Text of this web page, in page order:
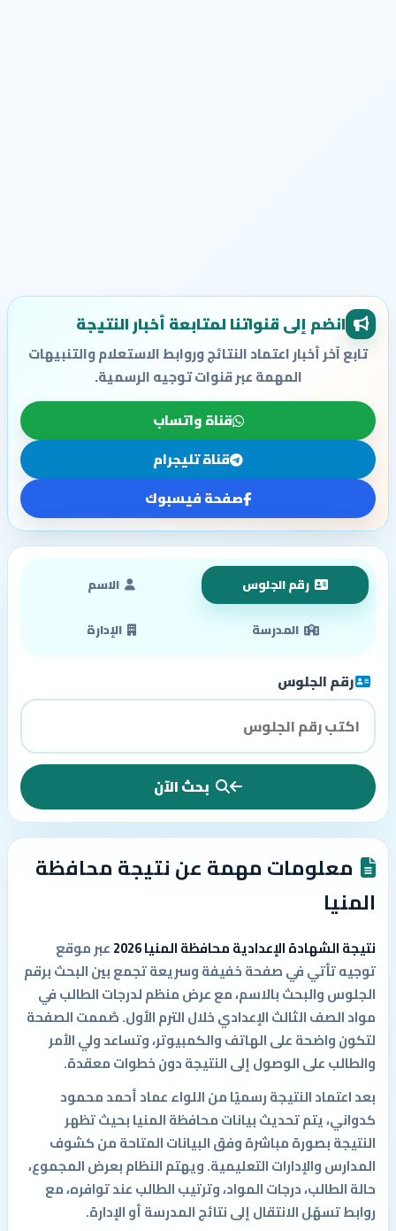
انضم إلى قنواتنا لمتابعة أخبار النتيجة
تابع آخر أخبار اعتماد النتائج وروابط الاستعلام والتنبيهات
المهمة عبر قنوات توجيه الرسمية.
قناة واتساب
قناة تليجرام
صفحة فيسبوك
رقم الجلوس الاسم
المدرسة الإدارة
رقم الجلوس
بحث الآن
معلومات مهمة عن نتيجة محافظة
المنيا
نتيجة الشهادة الإعدادية محافظة المنيا 2026
عبر موقع
توجيه تأتي في صفحة خفيفة وسريعة تجمع بين البحث برقم
الجلوس والبحث بالاسم، مع عرض منظم لدرجات الطالب في
مواد الصف الثالث الإعدادي خلال الترم الأول. صُممت الصفحة
لتكون واضحة على الهاتف والكمبيوتر، وتساعد ولي الأمر
والطالب على الوصول إلى النتيجة دون خطوات معقدة.
بعد اعتماد النتيجة رسميًا من اللواء عماد أحمد محمود
كدواني، يتم تحديث بيانات محافظة المنيا بحيث تظهر
النتيجة بصورة مباشرة وفق البيانات المتاحة من كشوف
المدارس والإدارات التعليمية. ويهتم النظام بعرض المجموع،
حالة الطالب، درجات المواد، وترتيب الطالب عند توافره، مع
روابط تسهّل الانتقال إلى نتائج المدرسة أو الإدارة.